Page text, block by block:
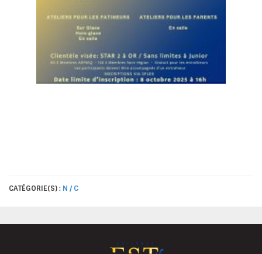
CATÉGORIE(S) : N / C